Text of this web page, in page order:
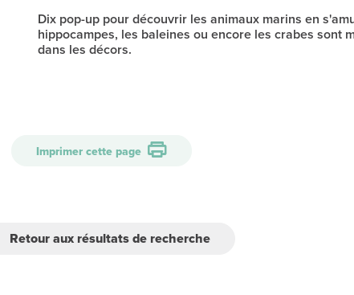
Dix pop-up pour découvrir les animaux marins en
hippocampes, les baleines ou encore les crabes sont
dans les décors.
Imprimer cette page
Retour aux résultats de recherche